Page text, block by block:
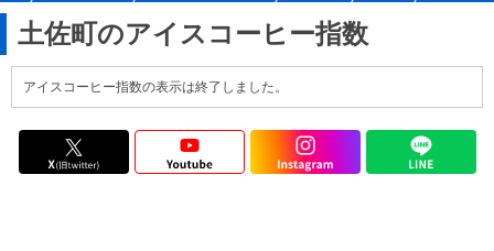
土佐町のアイスコーヒー指数
アイスコーヒー指数の表示は終了しました。